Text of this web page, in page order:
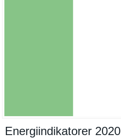
Energiindikatorer 2020